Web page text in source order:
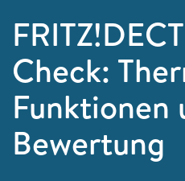
Check:
Funktionen
Bewertung